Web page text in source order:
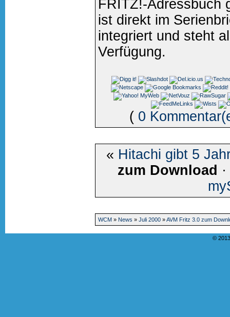
FRITZ!-Adressbuch
ist direkt im
integriert und steht
Verfügung.
( 0
« Hitachi gibt 5
zum Download ·
WCM » News » Juli 2000»AVM Fritz 3.0 zum
©